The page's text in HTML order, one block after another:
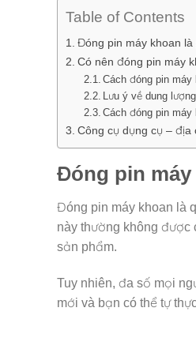
Table of Contents
Đóng pin máy khoan là
Có nên đóng pin máy
Cách đóng pin
Lưu ý về dung
Cách đóng pin
Công cụ dụng cụ –
Đóng pin
Đóng pin máy khoan là
này thường không được
sản phẩm.
Tuy nhiên, đa số mọi
mới và bạn có thể tự